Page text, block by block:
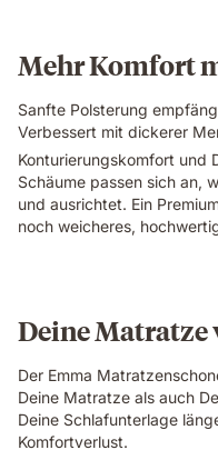
Original
Pro
showing
the
textured
cover
and
gold
detail.
Mehr Komfort
Sanfte Polsterung
Verbessert mit dickerer
Konturierungskomfort und
Schäume passen sich an,
und ausrichtet. Ein
noch weicheres,
Deine Matratze
Der Emma
Deine Matratze als auch
Deine Schlafunterlage
Komfortverlust.